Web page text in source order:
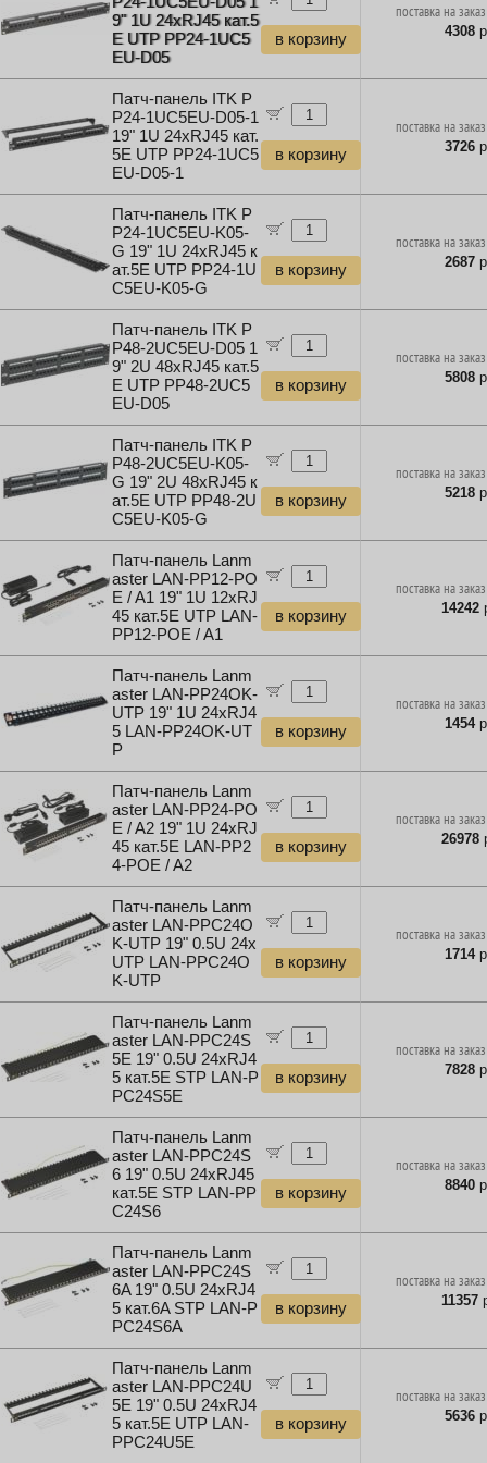
9" 1U 24xRJ45 кат.5
E UTP PP24-1UC5
EU-D05
в корзину
поставка на
4308
Патч-панель ITK P
P24-1UC5EU-D05-1
19" 1U 24xRJ45 кат.
5E UTP PP24-1UC5
EU-D05-1
в корзину
поставка на
3726
Патч-панель ITK P
P24-1UC5EU-K05-
G 19" 1U 24xRJ45 к
ат.5E UTP PP24-1U
C5EU-K05-G
в корзину
поставка на
2687
Патч-панель ITK P
P48-2UC5EU-D05 1
9" 2U 48xRJ45 кат.5
E UTP PP48-2UC5
EU-D05
в корзину
поставка на
5808
Патч-панель ITK P
P48-2UC5EU-K05-
G 19" 2U 48xRJ45 к
ат.5E UTP PP48-2U
C5EU-K05-G
в корзину
поставка на
5218
Патч-панель Lanm
aster LAN-PP12-PO
E / A1 19" 1U 12xRJ
45 кат.5E UTP LAN-
PP12-POE / A1
в корзину
поставка на
14242
Патч-панель Lanm
aster LAN-PP24OK-
UTP 19" 1U 24xRJ4
5 LAN-PP24OK-UT
P
в корзину
поставка на
1454
Патч-панель Lanm
aster LAN-PP24-PO
E / A2 19" 1U 24xRJ
45 кат.5E LAN-PP2
4-POE / A2
в корзину
поставка на
26978
Патч-панель Lanm
aster LAN-PPC24O
K-UTP 19" 0.5U 24x
UTP LAN-PPC24O
K-UTP
в корзину
поставка на
1714
Патч-панель Lanm
aster LAN-PPC24S
5E 19" 0.5U 24xRJ4
5 кат.5E STP LAN-P
PC24S5E
в корзину
поставка на
7828
Патч-панель Lanm
aster LAN-PPC24S
6 19" 0.5U 24xRJ45
кат.5E STP LAN-PP
C24S6
в корзину
поставка на
8840
Патч-панель Lanm
aster LAN-PPC24S
6A 19" 0.5U 24xRJ4
5 кат.6A STP LAN-P
PC24S6A
в корзину
поставка на
11357
Патч-панель Lanm
aster LAN-PPC24U
5E 19" 0.5U 24xRJ4
5 кат.5E UTP LAN-
PPC24U5E
в корзину
поставка на
5636